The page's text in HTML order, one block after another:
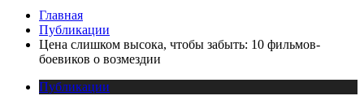
Главная
Публикации
Цена слишком высока, чтобы забыть: 10 фильмов-
боевиков о возмездии
Публикации